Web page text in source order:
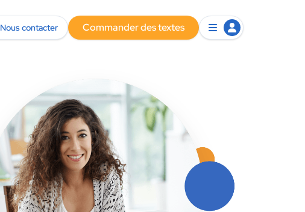
Nous contacter Commander des textes